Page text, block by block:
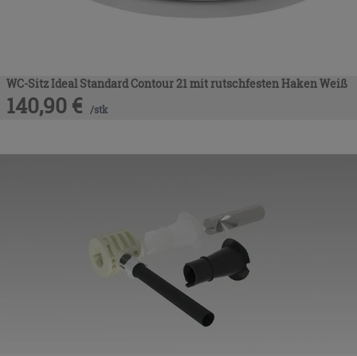
WC-Sitz Ideal Standard Contour 21 mit rutschfesten Haken Weiß
140,90 € /stk